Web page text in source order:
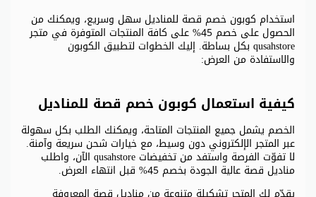
الخصم يشمل جميع المنتجات المتاحة، ويمكنك الطلب بكل سهولة
عبر المتجر الإلكتروني دون وسيط، مع خيارات شحن سريعة وآمنة.
لا تفوّت الفرصة واستفد من تخفيضات qusahstore الآن، واطلب
مناديل قصة عالية الجودة بخصم 45% قبل انتهاء العرض.
كيفية استعمال كوبون خصم قصة للمناديل
استخدام كوبون خصم قصة للمناديل سهل وسريع، ويمكنك من
الحصول على خصم 45% على كافة المنتجات المتوفرة في متجر
qusahstore بكل بساطة. إليك الخطوات لتطبيق الكوبون
والاستفادة من العرض: